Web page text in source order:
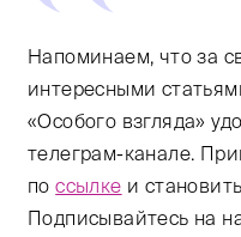
Напоминаем, что за
интересными
«Особого взгляда»
телеграм-канале.
поссылке и
Подписывайтесь на